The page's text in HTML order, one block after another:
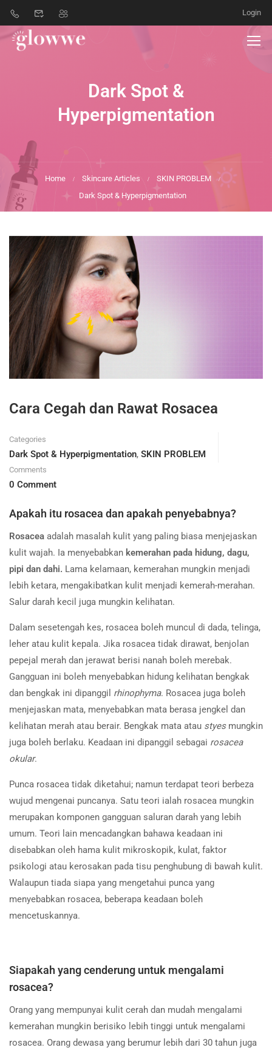
Login
Dark Spot &
Hyperpigmentation
Home Skincare Articles
SKIN PROBLEM
Dark Spot & Hyperpigmentation
Cara Cegah dan Rawat Rosacea
Categories
Dark Spot & Hyperpigmentation, SKIN PROBLEM
Comments
0 Comment
Apakah itu rosacea dan apakah penyebabnya?
Rosacea adalah masalah kulit yang paling biasa menjejaskan
kulit wajah. Ia menyebabkan kemerahan pada hidung, dagu,
pipi dan dahi. Lama kelamaan, kemerahan mungkin menjadi
lebih ketara, mengakibatkan kulit menjadi kemerah-merahan.
Salur darah kecil juga mungkin kelihatan.
Dalam sesetengah kes, rosacea boleh muncul di dada, telinga,
leher atau kulit kepala. Jika rosacea tidak dirawat, benjolan
pepejal merah dan jerawat berisi nanah boleh merebak.
Gangguan ini boleh menyebabkan hidung kelihatan bengkak
dan bengkak ini dipanggil rhinophyma. Rosacea juga boleh
menjejaskan mata, menyebabkan mata berasa jengkel dan
kelihatan merah atau berair. Bengkak mata atau styesmungkin
juga boleh berlaku. Keadaan ini dipanggil sebagai rosacea
okular.
Punca rosacea tidak diketahui; namun terdapat teori berbeza
wujud mengenai puncanya. Satu teori ialah rosacea mungkin
merupakan komponen gangguan saluran darah yang lebih
umum. Teori lain mencadangkan bahawa keadaan ini
disebabkan oleh hama kulit mikroskopik, kulat, faktor
psikologi atau kerosakan pada tisu penghubung di bawah kulit.
Walaupun tiada siapa yang mengetahui punca yang
menyebabkan rosacea, beberapa keadaan boleh
mencetuskannya.
Siapakah yang cenderung untuk mengalami
rosacea?
Orang yang mempunyai kulit cerah dan mudah mengalami
kemerahan mungkin berisiko lebih tinggi untuk mengalami
rosacea. Orang dewasa yang berumur lebih dari 30 tahun juga